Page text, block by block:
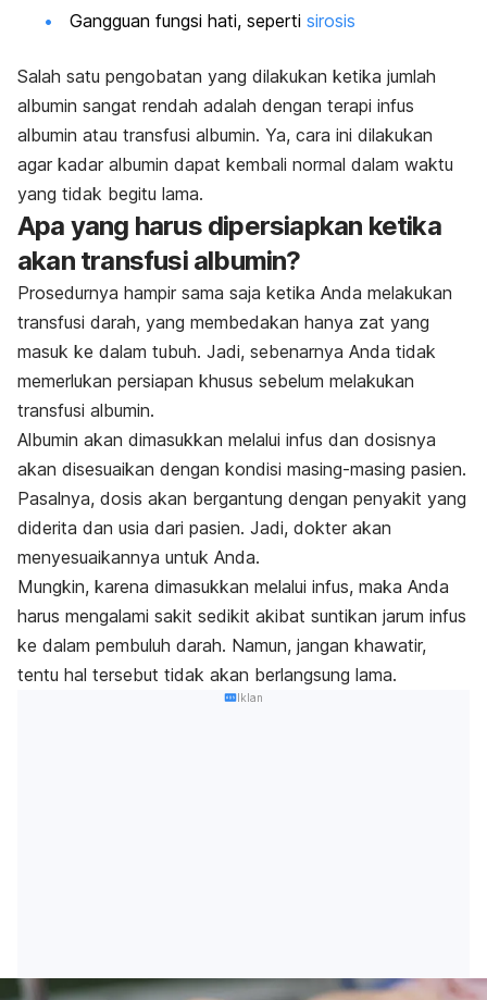
Gangguan fungsi hati, seperti sirosis
Salah satu pengobatan yang dilakukan ketika jumlah
albumin sangat rendah adalah dengan terapi infus
albumin atau transfusi albumin. Ya, cara ini dilakukan
agar kadar albumin dapat kembali normal dalam waktu
yang tidak begitu lama.
Apa yang harus dipersiapkan ketika
akan transfusi albumin?
Prosedurnya hampir sama saja ketika Anda melakukan
transfusi darah, yang membedakan hanya zat yang
masuk ke dalam tubuh. Jadi, sebenarnya Anda tidak
memerlukan persiapan khusus sebelum melakukan
transfusi albumin.
Albumin akan dimasukkan melalui infus dan dosisnya
akan disesuaikan dengan kondisi masing-masing pasien.
Pasalnya, dosis akan bergantung dengan penyakit yang
diderita dan usia dari pasien. Jadi, dokter akan
menyesuaikannya untuk Anda.
Mungkin, karena dimasukkan melalui infus, maka Anda
harus mengalami sakit sedikit akibat suntikan jarum infus
ke dalam pembuluh darah. Namun, jangan khawatir,
tentu hal tersebut tidak akan berlangsung lama.
Iklan